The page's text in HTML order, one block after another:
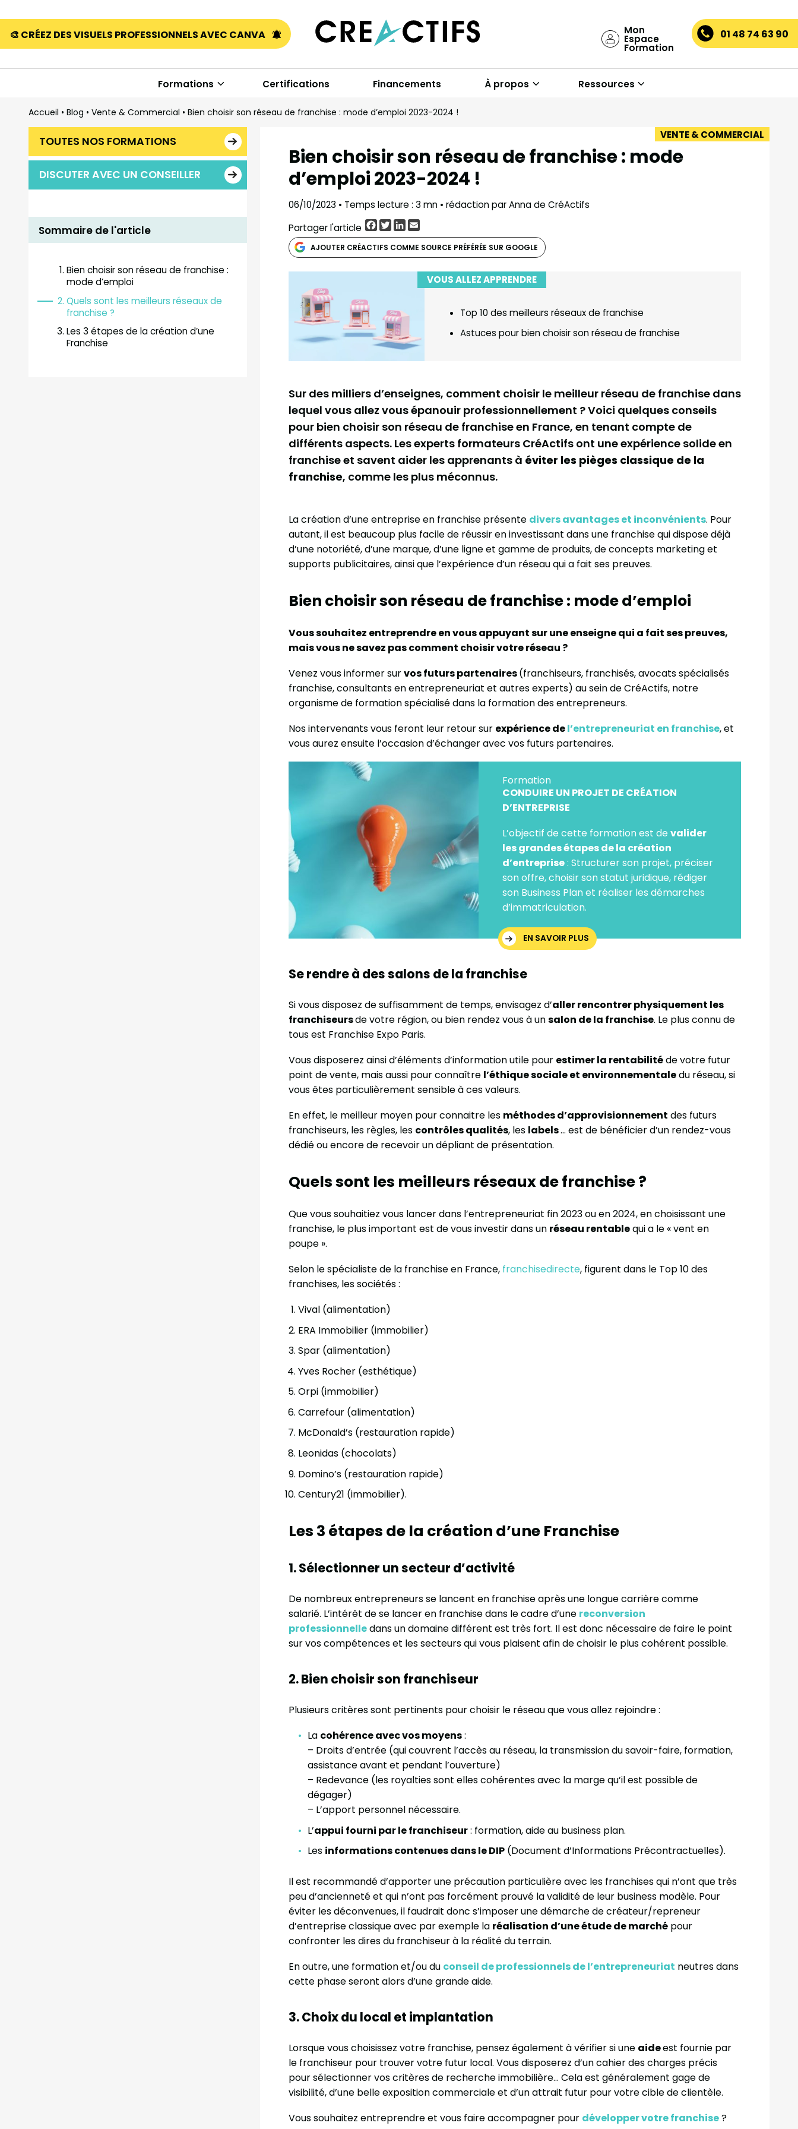
Mon
Espace
Formation
01 48 74 63 90
🎨 CRÉEZ DES VISUELS PROFESSIONNELS AVEC CANVA
Formations Certifications Financements À propos Ressources
Accueil • Blog • Vente & Commercial • Bien choisir son réseau de franchise : mode d’emploi 2023-2024 !
TOUTES NOS FORMATIONS
DISCUTER AVEC UN CONSEILLER
Sommaire de l'article
Bien choisir son réseau de franchise :
mode d’emploi
Quels sont les meilleurs réseaux de
franchise ?
Les 3 étapes de la création d’une
Franchise
Bien choisir son réseau de franchise : mode
d’emploi 2023-2024 !
VENTE & COMMERCIAL
06/10/2023 • Temps lecture : 3 mn • rédaction par Anna de CréActifs
Partager l'article
Facebook
TwitterLinkedIn
AJOUTER CRÉACTIFS COMME SOURCE PRÉFÉRÉE SUR GOOGLE
VOUS ALLEZ APPRENDRE
Top 10 des meilleurs réseaux de franchise
Astuces pour bien choisir son réseau de franchise
Sur des milliers d’enseignes, comment choisir le meilleur réseau de franchise dans
lequel vous allez vous épanouir professionnellement ? Voici quelques conseils
pour bien choisir son réseau de franchise en France, en tenant compte de
différents aspects. Les experts formateurs CréActifs ont une expérience solide en
franchise et savent aider les apprenants à éviter les pièges classique de la
franchise, comme les plus méconnus.
La création d’une entreprise en franchise présente divers avantages et inconvénients. Pour
autant, il est beaucoup plus facile de réussir en investissant dans une franchise qui dispose déjà
d’une notoriété, d’une marque, d’une ligne et gamme de produits, de concepts marketing et
supports publicitaires, ainsi que l’expérience d’un réseau qui a fait ses preuves.
Bien choisir son réseau de franchise : mode d’emploi
Vous souhaitez entreprendre en vous appuyant sur une enseigne qui a fait ses preuves,
mais vous ne savez pas comment choisir votre réseau ?
Venez vous informer survos futurs partenaires(franchiseurs, franchisés, avocats spécialisés
franchise, consultants en entrepreneuriat et autres experts) au sein de CréActifs, notre
organisme de formation spécialisé dans la formation des entrepreneurs.
Nos intervenants vous feront leur retour sur expérience del’entrepreneuriat en franchise, et
vous aurez ensuite l’occasion d’échanger avec vos futurs partenaires.
Formation
CONDUIRE UN PROJET DE CRÉATION
D’ENTREPRISE
L’objectif de cette formation est de valider
les grandes étapes de la création
d’entreprise: Structurer son projet, préciser
son offre, choisir son statut juridique, rédiger
son Business Plan et réaliser les démarches
d’immatriculation.
EN SAVOIR PLUS
Se rendre à des salons de la franchise
Si vous disposez de suffisamment de temps, envisagez d’aller rencontrer physiquement les
franchiseursde votre région, ou bien rendez vous à unsalon de la franchise. Le plus connu de
tous est Franchise Expo Paris.
Vous disposerez ainsi d’éléments d’information utile pour estimer la rentabilitéde votre futur
point de vente, mais aussi pour connaître l’éthique sociale et environnementaledu réseau, si
vous êtes particulièrement sensible à ces valeurs.
En effet, le meilleur moyen pour connaitre les méthodes d’approvisionnement des futurs
franchiseurs, les règles, les contrôles qualités, les labels… est de bénéficier d’un rendez-vous
dédié ou encore de recevoir un dépliant de présentation.
Quels sont les meilleurs réseaux de franchise ?
Que vous souhaitiez vous lancer dans l’entrepreneuriat fin 2023 ou en 2024, en choisissant une
franchise, le plus important est de vous investir dans un réseau rentablequi a le « vent en
poupe ».
Selon le spécialiste de la franchise en France, franchisedirecte, figurent dans le Top 10 des
franchises, les sociétés :
Vival (alimentation)
ERA Immobilier (immobilier)
Spar (alimentation)
Yves Rocher (esthétique)
Orpi (immobilier)
Carrefour (alimentation)
McDonald’s (restauration rapide)
Leonidas (chocolats)
Domino’s (restauration rapide)
Century21 (immobilier).
Les 3 étapes de la création d’une Franchise
1. Sélectionner un secteur d’activité
De nombreux entrepreneurs se lancent en franchise après une longue carrière comme
salarié. L’intérêt de se lancer en franchise dans le cadre d’une reconversion
professionnelledans un domaine différent est très fort. Il est donc nécessaire de faire le point
sur vos compétences et les secteurs qui vous plaisent afin de choisir le plus cohérent possible.
2. Bien choisir son franchiseur
Plusieurs critères sont pertinents pour choisir le réseau que vous allez rejoindre :
La cohérence avec vos moyens:
– Droits d’entrée (qui couvrent l’accès au réseau, la transmission du savoir-faire, formation,
assistance avant et pendant l’ouverture)
– Redevance (les royalties sont elles cohérentes avec la marge qu’il est possible de
dégager)
– L’apport personnel nécessaire.
L’appui fourni par le franchiseur: formation, aide au business plan.
Les informations contenues dans le DIP (Document d’Informations Précontractuelles).
Il est recommandé d’apporter une précaution particulière avec les franchises qui n’ont que très
peu d’ancienneté et qui n’ont pas forcément prouvé la validité de leur business modèle. Pour
éviter les déconvenues, il faudrait donc s’imposer une démarche de créateur/repreneur
d’entreprise classique avec par exemple la réalisation d’une étude de marché pour
confronter les dires du franchiseur à la réalité du terrain.
En outre, une formation et/ou du conseil de professionnels de l’entrepreneuriat neutres dans
cette phase seront alors d’une grande aide.
3. Choix du local et implantation
Lorsque vous choisissez votre franchise, pensez également à vérifier si une aideest fournie par
le franchiseur pour trouver votre futur local. Vous disposerez d’un cahier des charges précis
pour sélectionner vos critères de recherche immobilière… Cela est généralement gage de
visibilité, d’une belle exposition commerciale et d’un attrait futur pour votre cible de clientèle.
Vous souhaitez entreprendre et vous faire accompagner pour développer votre franchise?